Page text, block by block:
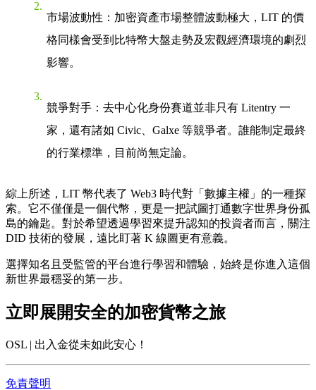
市場波動性 ：加密資產市場整體波動極大，LIT 的價
格同樣會受到比特幣大盤走勢及宏觀經濟環境的劇烈
影響。
競爭對手 ：去中心化身份賽道並非只有 Litentry 一
家，還有諸如 Civic、Galxe 等競爭者。誰能制定最終
的行業標準，目前尚無定論。
綜上所述，LIT 幣代表了 Web3 時代對「數據主權」的一種探
索。它不僅僅是一個代幣，更是一把試圖打通數字世界身份孤
島的鑰匙。對於希望透過學習來提升認知的投資者而言，關注
DID 技術的發展，遠比盯著 K 線圖更有意義。
選擇知名且受監管的平台進行學習和體驗，始終是你進入這個
新世界最穩妥的第一步。
立即展開安全的加密貨幣之旅
OSL | 出入金從未如此安心！
免責聲明